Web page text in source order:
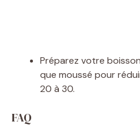
Préparez votre
que moussé pour
20 à 30.
FAQ